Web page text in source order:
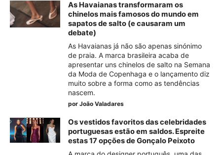
As Havaianas transformaram os
chinelos mais famosos do mundo em
sapatos de salto (e causaram um
debate)
As Havaianas já não são apenas sinónimo
de praia. A marca brasileira acaba de
apresentar uns chinelos de salto na Semana
da Moda de Copenhaga e o lançamento diz
muito sobre a forma como as tendências
nascem.
por João Valadares
Os vestidos favoritos das celebridades
portuguesas estão em saldos. Espreite
estas 17 opções de Gonçalo Peixoto